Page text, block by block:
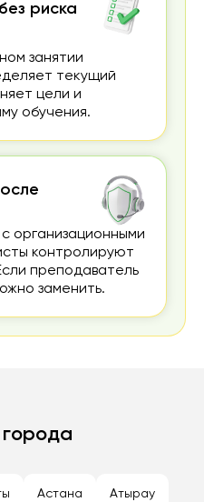
риска
занятии
текущий
цели и
обучения.
организационными
контролируют
преподаватель
заменить.
Астана Атырау